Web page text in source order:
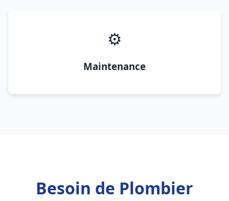
⚙️
Maintenance
Besoin de Plombier